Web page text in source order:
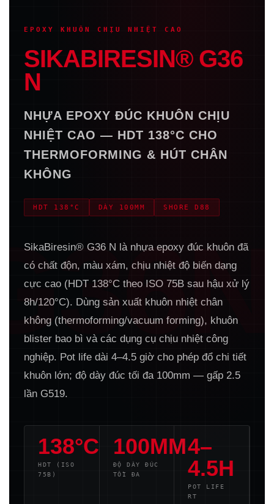
EPOXY KHUÔN CHỊU NHIỆT CAO
SIKABIRESIN® G36
N
NHỰA EPOXY ĐÚC KHUÔN CHỊU
NHIỆT CAO — HDT 138°C CHO
THERMOFORMING & HÚT CHÂN
KHÔNG
HDT 138°C DÀY 100MM SHORE D88
SikaBiresin® G36 N là nhựa epoxy đúc khuôn đã
có chất độn, màu xám, chịu nhiệt độ biến dạng
cực cao (HDT 138°C theo ISO 75B sau hậu xử lý
8h/120°C). Dùng sản xuất khuôn nhiệt chân
không (thermoforming/vacuum forming), khuôn
blister bao bì và các dụng cụ chịu nhiệt công
nghiệp. Pot life dài 4–4.5 giờ cho phép đổ chi tiết
khuôn lớn; độ dày đúc tối đa 100mm — gấp 2.5
lần G519.
138°C
HDT (ISO
75B)
100MM
ĐỘ DÀY ĐÚC
TỐI ĐA
4–
4.5H
POT LIFE
RT